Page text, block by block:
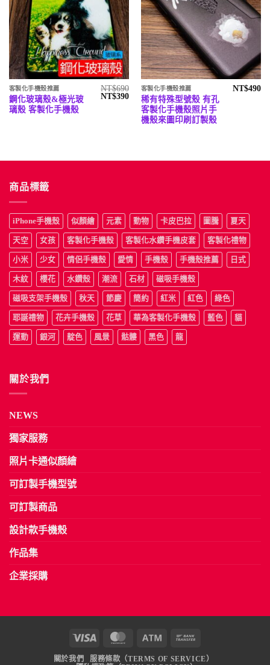
客製化手機殼推薦
鋼化玻璃殼&極光玻
璃殼 客製化手機殼
NT$690
原
NT$390目
格：
客製化手機殼推薦
稀有特殊型號殼 有孔
客製化手機殼照片手
機殼來圖印刷訂製殼
NT$490
商品標籤
iPhone手機殼 似顏繪 元素 動物 卡皮巴拉 圖騰 夏天
天空 女孩 客製化手機殼 客製化水鑽手機皮套 客製化禮物
小米 少女 情侶手機殼 愛情 手機殼 手機殼推薦 日式
木紋 櫻花 水鑽殼 潮流 石材 磁吸手機殼
磁吸支架手機殼 秋天 節慶 簡約 紅米 紅色 綠色
耶誕禮物 花卉手機殼 花草 華為客製化手機殼 藍色 貓
運動 銀河 靛色 風景 骷髏 黑色 龍
關於我們
NEWS
獨家服務
照片卡通似顏繪
可訂製手機型號
可訂製商品
設計款手機殼
作品集
企業採購
Visa MasterCardAtm
關於我們
服務條款（TERMS OF SERVICE）